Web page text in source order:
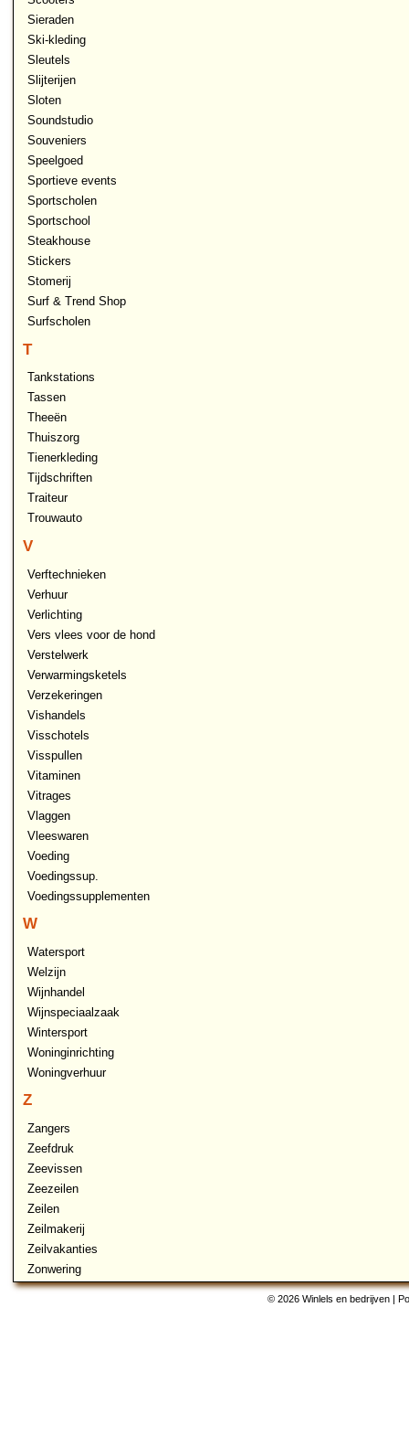
Sieraden
Ski-kleding
Sleutels
Slijterijen
Sloten
Soundstudio
Souveniers
Speelgoed
Sportieve events
Sportscholen
Sportschool
Steakhouse
Stickers
Stomerij
Surf & Trend Shop
Surfscholen
T
Tankstations
Tassen
Theeën
Thuiszorg
Tienerkleding
Tijdschriften
Traiteur
Trouwauto
V
Verftechnieken
Verhuur
Verlichting
Vers vlees voor de hond
Verstelwerk
Verwarmingsketels
Verzekeringen
Vishandels
Visschotels
Visspullen
Vitaminen
Vitrages
Vlaggen
Vleeswaren
Voeding
Voedingssup.
Voedingssupplementen
W
Watersport
Welzijn
Wijnhandel
Wijnspeciaalzaak
Wintersport
Woninginrichting
Woningverhuur
Z
Zangers
Zeefdruk
Zeevissen
Zeezeilen
Zeilen
Zeilmakerij
Zeilvakanties
Zonwering
© 2026 Winlels en bedrijven |